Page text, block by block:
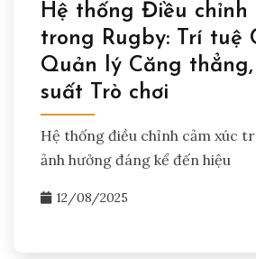
Hệ thống Điều chỉnh
trong Rugby: Trí tuệ
Quản lý Căng
suất Trò chơi
Hệ thống điều chỉnh cảm xúc
ảnh hưởng đáng kể đến hiệu
12/08/2025